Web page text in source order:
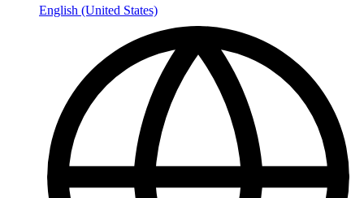
English (United States)